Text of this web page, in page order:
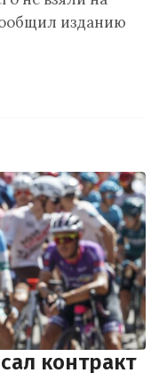
изданию
контракт